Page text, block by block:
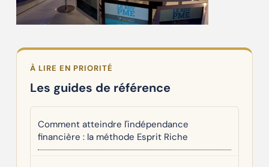
À LIRE EN PRIORITÉ
Les guides de référence
Comment atteindre l'indépendance
financière : la méthode Esprit Riche